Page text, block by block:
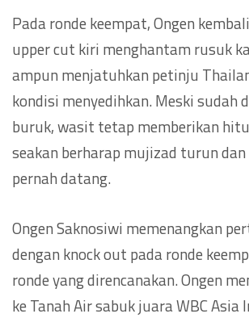
Pada ronde keempat, Ongen
upper cut kiri menghantam rusuk
ampun menjatuhkan petinju
kondisi menyedihkan. Meski sudah
buruk, wasit tetap memberikan
seakan berharap mujizad turun
pernah datang.
Ongen Saknosiwi memenangkan
dengan knock out pada ronde
ronde yang direncanakan. Ongen
ke Tanah Air sabuk juara WBC